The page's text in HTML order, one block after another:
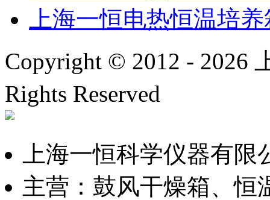
上海一恒电热恒温培
Copyright © 2012 - 2026
Rights Reserved
上海一恒科学仪器有限
主营：鼓风干燥箱、恒